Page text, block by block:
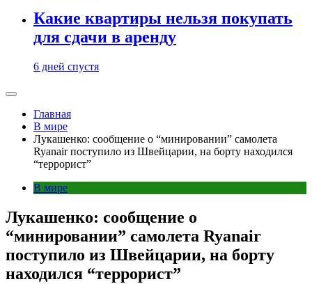
Какие квартиры нельзя покупать
для сдачи в аренду
6 дней спустя
Главная
В мире
Лукашенко: сообщение о “минировании” самолета
Ryanair поступило из Швейцарии, на борту находился
“террорист”
В мире
Лукашенко: сообщение о
“минировании” самолета Ryanair
поступило из Швейцарии, на борту
находился “террорист”